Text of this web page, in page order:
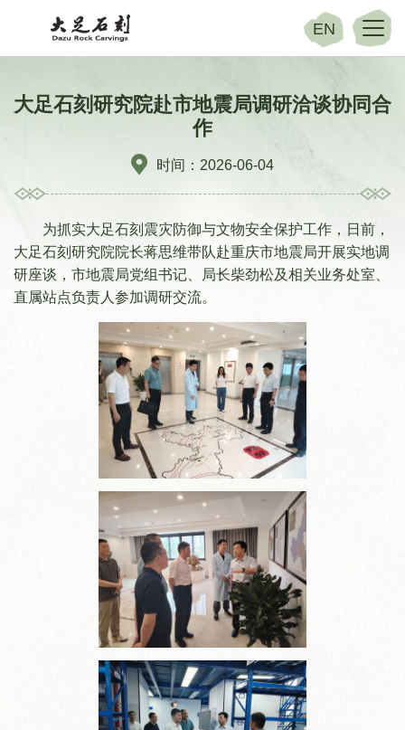
EN
大足石刻研究院赴市地震局调研洽谈协同合
作
时间：2026-06-04
为抓实大足石刻震灾防御与文物安全保护工作，日前，
大足石刻研究院院长蒋思维带队赴重庆市地震局开展实地调
研座谈，市地震局党组书记、局长柴劲松及相关业务处室、
直属站点负责人参加调研交流。